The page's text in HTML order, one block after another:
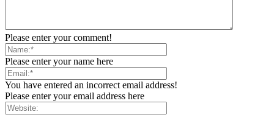
Please enter your comment!
Please enter your name here
You have entered an incorrect email address!
Please enter your email address here